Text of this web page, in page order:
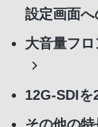
設定画面へ
大音量フ
12G-SDIを